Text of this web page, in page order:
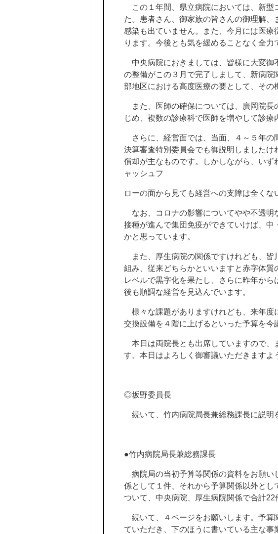
この１年間、県立病院においては、新型
た。患者さん、御家族の皆さんの御理解
感染も出ていません。また、今月には医
ります。今後とも気を緩めることなく全力
中央病院におきましては、皆様に大変御
の整備がこの３月で完了しまして、新病
部地区における高度医療の要として、その
また、医師の確保については、廣岡院長
じめ、複数の診療科で医師を増やして診療
さらに、経営面では、当面、４～５年の
決算審査特別委員会でも御説明しました
償却が主なものです。しかしながら、い
ャッシュフ
ローの面から見ても経営への支障は全くな
なお、コロナの影響についてやや不透明
接種が進んで集団免疫ができていけば、
かと思っています。
また、厚生病院の関係ですけれども、皆
組み、従来どちらかといいますと赤字体
レベルで黒字化を果たし、さらに昨年か
後も順調な経営を見込んでいます。
様々な課題がありますけれども、来年度
交換設備を４階に上げるといった予算を今
本日は両院長とも出席していますので、
す。本日はよろしく御審議いただきますよ
◎坂野委員長
続いて、竹内病院局長兼総務課長に説明
●竹内病院局長兼総務課長
病院局の当初予算等関係の資料をお願い
係として１件、それから予算関係以外と
ついて、中央病院、厚生病院関係で合計22
続いて、４ページをお願いします。予算
ていただき、下のほうに書いている主な